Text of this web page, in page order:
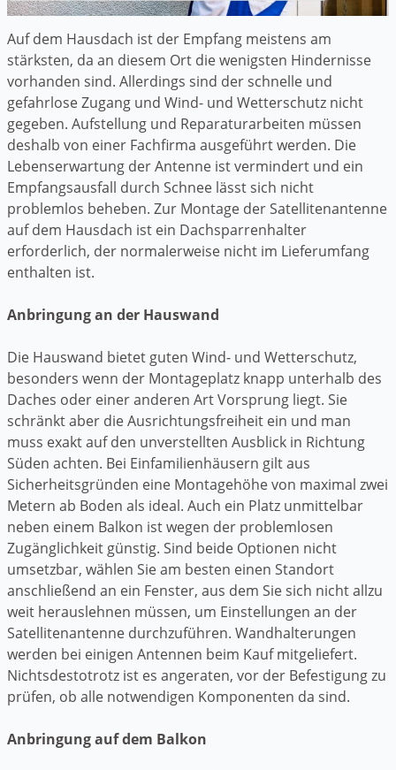
Auf dem Hausdach ist der Empfang meistens am
stärksten, da an diesem Ort die wenigsten Hindernisse
vorhanden sind. Allerdings sind der schnelle und
gefahrlose Zugang und Wind- und Wetterschutz nicht
gegeben. Aufstellung und Reparaturarbeiten müssen
deshalb von einer Fachfirma ausgeführt werden. Die
Lebenserwartung der Antenne ist vermindert und ein
Empfangsausfall durch Schnee lässt sich nicht
problemlos beheben. Zur Montage der Satellitenantenne
auf dem Hausdach ist ein Dachsparrenhalter
erforderlich, der normalerweise nicht im Lieferumfang
enthalten ist.
Anbringung an der Hauswand
Die Hauswand bietet guten Wind- und Wetterschutz,
besonders wenn der Montageplatz knapp unterhalb des
Daches oder einer anderen Art Vorsprung liegt. Sie
schränkt aber die Ausrichtungsfreiheit ein und man
muss exakt auf den unverstellten Ausblick in Richtung
Süden achten. Bei Einfamilienhäusern gilt aus
Sicherheitsgründen eine Montagehöhe von maximal zwei
Metern ab Boden als ideal. Auch ein Platz unmittelbar
neben einem Balkon ist wegen der problemlosen
Zugänglichkeit günstig. Sind beide Optionen nicht
umsetzbar, wählen Sie am besten einen Standort
anschließend an ein Fenster, aus dem Sie sich nicht allzu
weit herauslehnen müssen, um Einstellungen an der
Satellitenantenne durchzuführen. Wandhalterungen
werden bei einigen Antennen beim Kauf mitgeliefert.
Nichtsdestotrotz ist es angeraten, vor der Befestigung zu
prüfen, ob alle notwendigen Komponenten da sind.
Anbringung auf dem Balkon